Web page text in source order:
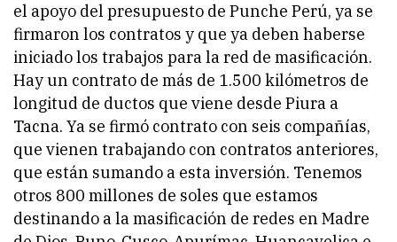
el apoyo del presupuesto de Punche Perú, ya se
firmaron los contratos y que ya deben haberse
iniciado los trabajos para la red de masificación.
Hay un contrato de más de 1.500 kilómetros de
longitud de ductos que viene desde Piura a
Tacna. Ya se firmó contrato con seis compañías,
que vienen trabajando con contratos anteriores,
que están sumando a esta inversión. Tenemos
otros 800 millones de soles que estamos
destinando a la masificación de redes en Madre